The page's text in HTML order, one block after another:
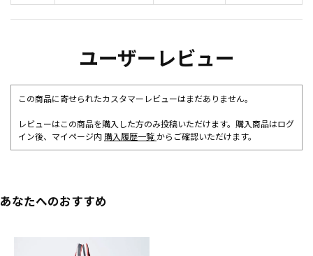
ユーザーレビュー
この商品に寄せられたカスタマーレビューはまだありません。
レビューはこの商品を購入した方のみ投稿いただけます。購入商品はログ
イン後、マイページ内 購入履歴一覧 からご確認いただけます。
あなたへのおすすめ